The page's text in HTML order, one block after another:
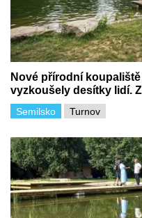
Nové přírodní
vyzkoušely desítky lidí.
Semilsko Turnov